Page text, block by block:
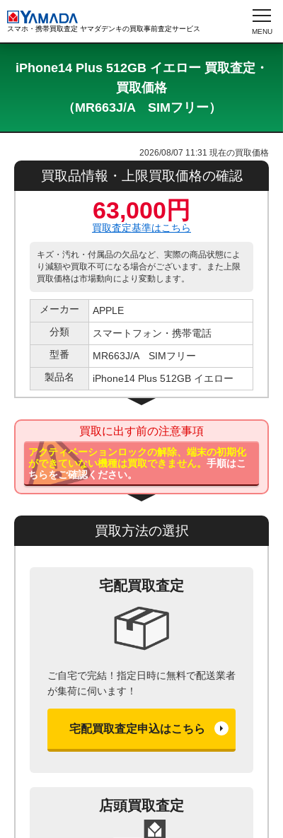
スマホ・携帯買取査定 ヤマダデンキの買取事前査定サービス
iPhone14 Plus 512GB イエロー 買取査定・
買取価格
（MR663J/A SIMフリー）
2026/08/07 11:31 現在の買取価格
買取品情報・上限買取価格の確認
63,000円
買取査定基準はこちら
キズ・汚れ・付属品の欠品など、実際の商品状態によ
り減額や買取不可になる場合がございます。また上限
買取価格は市場動向により変動します。
メーカー
APPLE
分類
スマートフォン・携帯電話
型番
MR663J/A SIMフリー
製品名
iPhone14 Plus 512GB イエロー
買取に出す前の注意事項
アクティベーションロックの解除、端末の初期化
ができていない機種は買取できません。手順はこ
ちらをご確認ください。
買取方法の選択
宅配買取査定
ご自宅で完結！指定日時に無料で配送業者
が集荷に伺います！
宅配買取査定申込はこちら
店頭買取査定